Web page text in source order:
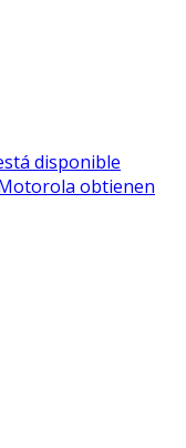
disponible
obtienen